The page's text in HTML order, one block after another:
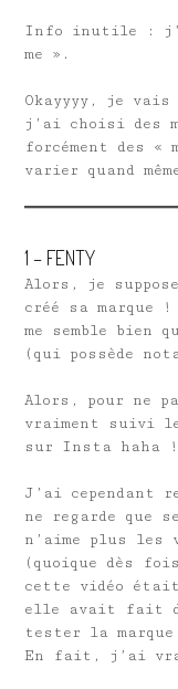
Info inutile :
me ».
Okayyyy, je vais
j’ai choisi des
forcément des «
varier quand
1 – FENTY
Alors, je
créé sa
me semble bien
(qui possède
Alors, pour ne
vraiment suivi
sur Insta haha !
J’ai cependant
ne regarde que
n’aime plus les
(quoique dès
cette vidéo
elle avait fait
tester la
En fait, j’ai